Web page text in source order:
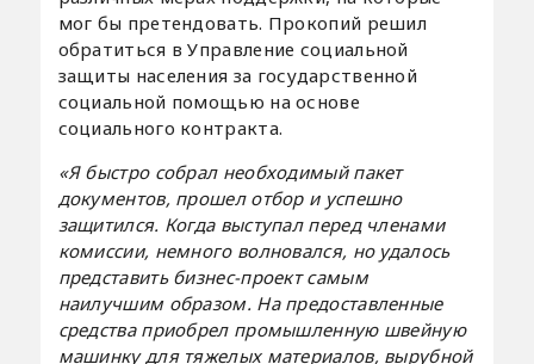
мог бы претендовать. Прокопий решил
обратиться в Управление социальной
защиты населения за государственной
социальной помощью на основе
социального контракта.
«Я быстро собрал необходимый пакет
документов, прошел отбор и успешно
защитился. Когда выступал перед членами
комиссии, немного волновался, но удалось
представить бизнес-проект самым
наилучшим образом. На предоставленные
средства приобрел промышленную швейную
машинку для тяжелых материалов, вырубной